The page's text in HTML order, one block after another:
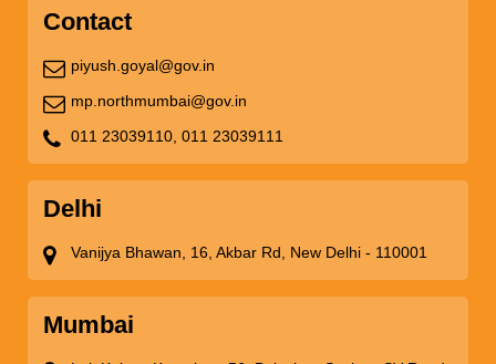
Contact
piyush.goyal@gov.in
mp.northmumbai@gov.in
011 23039110, 011 23039111
Delhi
Vanijya Bhawan, 16, Akbar Rd, New Delhi - 110001
Mumbai